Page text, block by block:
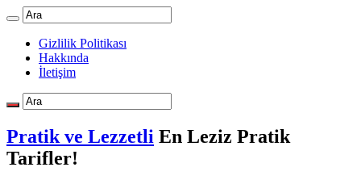
Gizlilik Politikası
Hakkında
İletişim
Pratik ve Lezzetli En Leziz Pratik
Tarifler!